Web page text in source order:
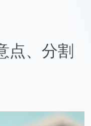
点、分割